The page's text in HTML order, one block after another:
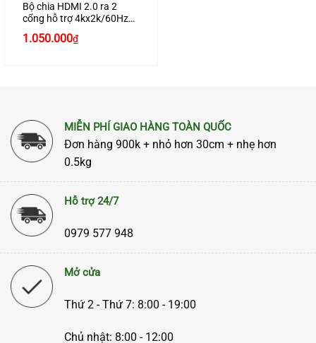
Bộ chia HDMI 2.0 ra 2
cổng hỗ trợ 4kx2k/60Hz
1.050.000₫
MIỄN PHÍ GIAO HÀNG TOÀN QUỐC
Đơn hàng 900k + nhỏ hơn 30cm + nhẹ hơn
0.5kg
Hỗ trợ 24/7
0979 577 948
Mở cửa
Thứ 2 - Thứ 7: 8:00 - 19:00
Chủ nhật: 8:00 - 12:00